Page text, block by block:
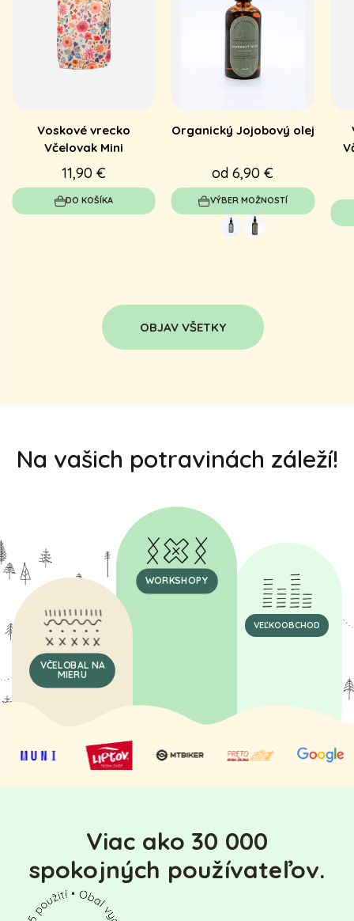
Voskové vrecko
Včelovak Mini
11,90 €
DO KOŠÍKA
Organický Jojobový olej
od 6,90 €
VÝBER MOŽNOSTÍ
OBJAV VŠETKY
Na vašich potravinách záleží!
VČELOBAL NA
MIERU
WORKSHOPY
VEĽKOOBCHOD
Viac ako 30 000
spokojných používateľov.